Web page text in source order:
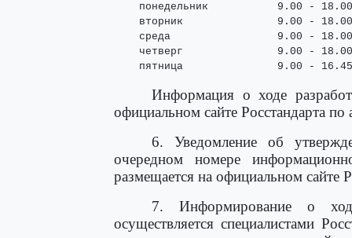
    понедельник           9.00 - 18.00
    вторник               9.00 - 18.00
    среда                 9.00 - 18.00
    четверг               9.00 - 18.00
    пятница               9.00 - 16.45
Информация о ходе
официальном сайте Росстандарта
6. Уведомление об
очередном номере
размещается на официальном сайте
7. Информирование о ходе
осуществляется специалистами